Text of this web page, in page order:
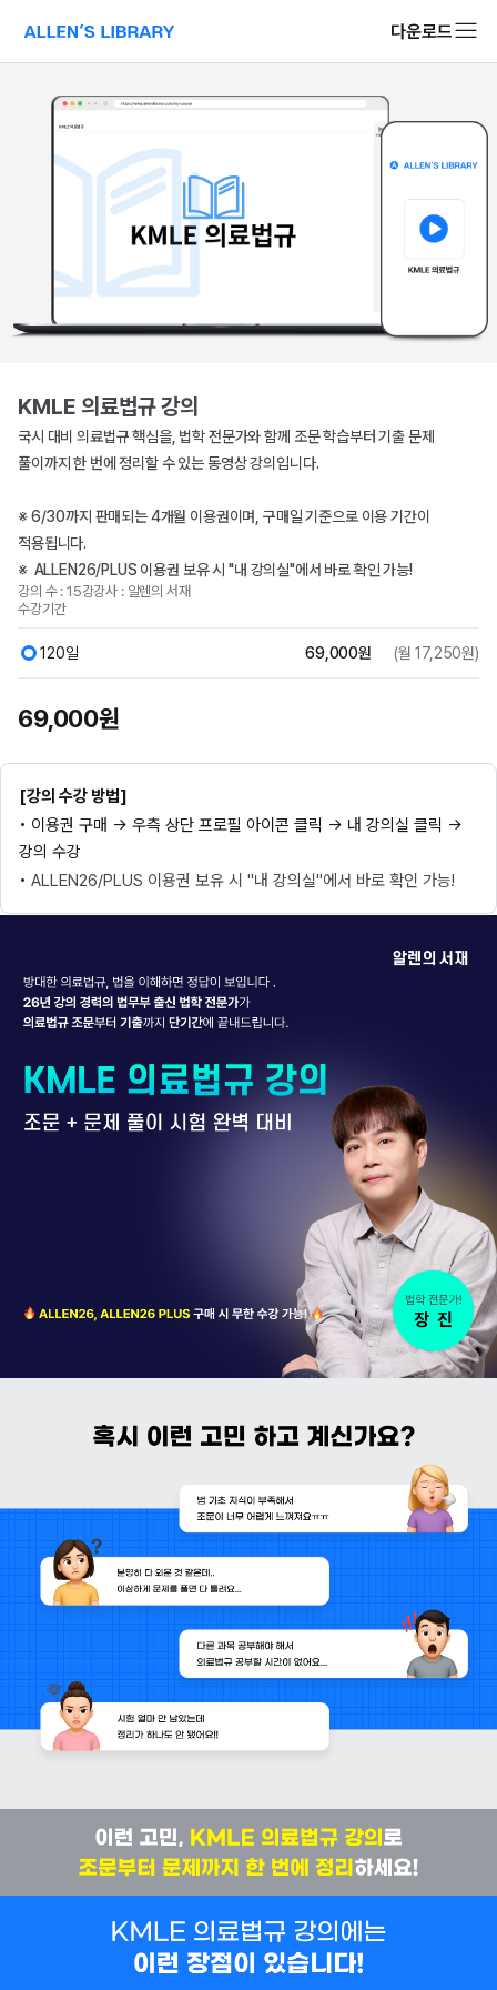
알렌의 서재 소개 페이지로 이동 다운로드
KMLE 의료법규 강의
국시 대비 의료법규 핵심을, 법학 전문가와 함께 조문 학습부터 기출 문제
풀이까지 한 번에 정리할 수 있는 동영상 강의입니다.
※ 6/30까지 판매되는 4개월 이용권이며, 구매일 기준으로 이용 기간이
적용됩니다.
※  ALLEN26/PLUS 이용권 보유 시 "내 강의실"에서 바로 확인 가능!
강의 수 : 15강강사 : 알렌의 서재
수강기간
120일 69,000원 (월17,250원)
69,000원
[강의 수강 방법]
• 이용권 구매 → 우측 상단 프로필 아이콘 클릭 → 내 강의실 클릭 →
강의 수강
• ALLEN26/PLUS 이용권 보유 시 "내 강의실"에서 바로 확인 가능!